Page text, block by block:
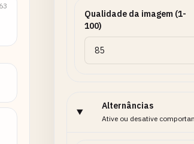
Qualidade da imagem (1-
100)
Alternâncias
Ative ou desative